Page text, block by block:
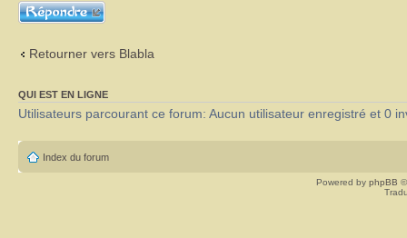
Répondre
Retourner vers Blabla
QUI EST EN LIGNE
Utilisateurs parcourant ce forum: Aucun utilisateur enregistré et 0
Index du forum
Powered by phpBB